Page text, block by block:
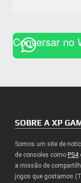
Conversar no
SOBRE A XP
Somos um site de
de consoles como PS4
a missão de
jogos que gostamos